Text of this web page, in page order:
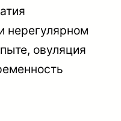
нерегулярном
овуляция